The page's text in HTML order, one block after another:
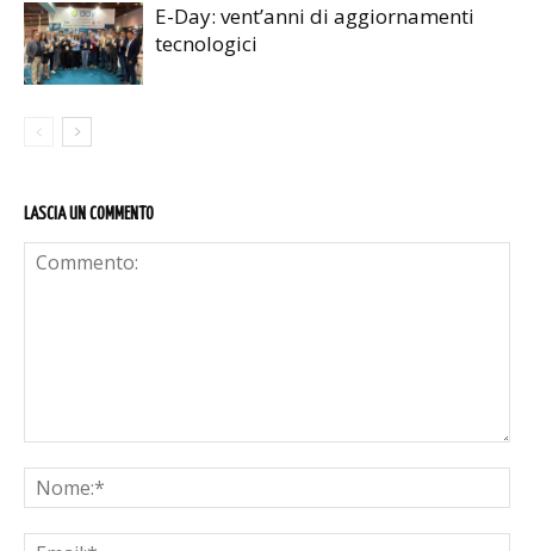
E-Day: vent’anni di aggiornamenti
tecnologici
LASCIA UN COMMENTO